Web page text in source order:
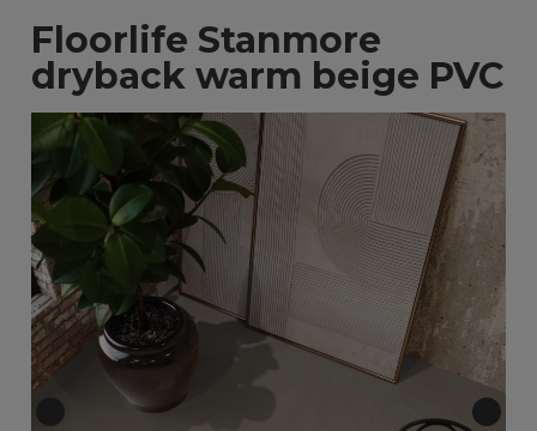
Floorlife Stanmore
dryback warm beige PVC